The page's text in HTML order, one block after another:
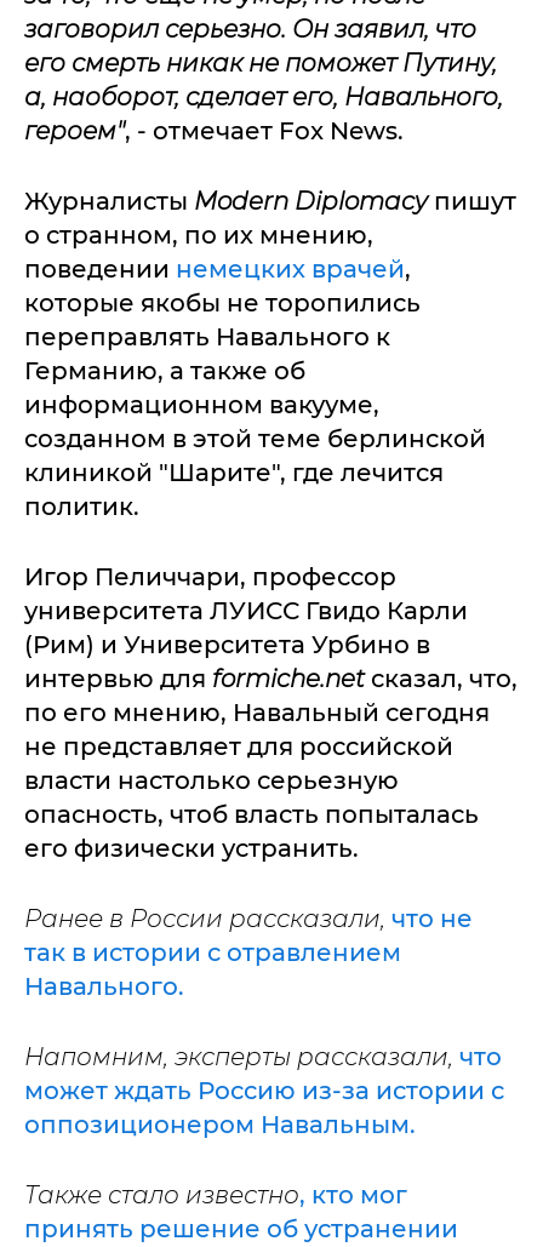
заговорил серьезно. Он заявил, что
его смерть никак не поможет Путину,
а, наоборот, сделает его, Навального,
героем", - отмечает Fox News.
Журналисты Modern Diplomacyпишут
о странном, по их мнению,
поведении немецких врачей,
которые якобы не торопились
переправлять Навального к
Германию, а также об
информационном вакууме,
созданном в этой теме берлинской
клиникой "Шарите", где лечится
политик.
Игор Пеличчари, профессор
университета ЛУИСС Гвидо Карли
(Рим) и Университета Урбино в
интервью для formiche.net сказал, что,
по его мнению, Навальный сегодня
не представляет для российской
власти настолько серьезную
опасность, чтоб власть попыталась
его физически устранить.
Ранее в России рассказали, что не
так в истории с отравлением
Навального.
Напомним, эксперты рассказали, что
может ждать Россию из-за истории с
оппозиционером Навальным.
Также стало известно, кто мог
принять решение об устранении